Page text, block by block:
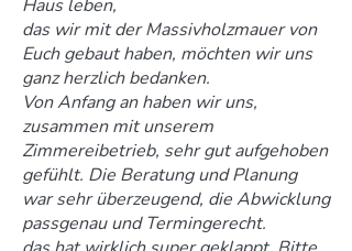
Haus leben,
das wir mit der Massivholzmauer von
Euch gebaut haben, möchten wir uns
ganz herzlich bedanken.
Von Anfang an haben wir uns,
zusammen mit unserem
Zimmereibetrieb, sehr gut aufgehoben
gefühlt. Die Beratung und Planung
war sehr überzeugend, die Abwicklung
passgenau und Termingerecht.